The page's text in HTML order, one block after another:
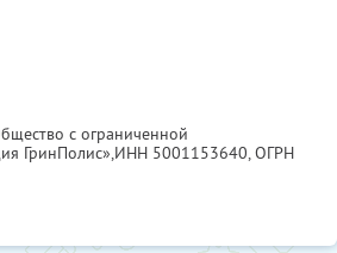
с ограниченной
ГринПолис»,ИНН 5001153640, ОГРН